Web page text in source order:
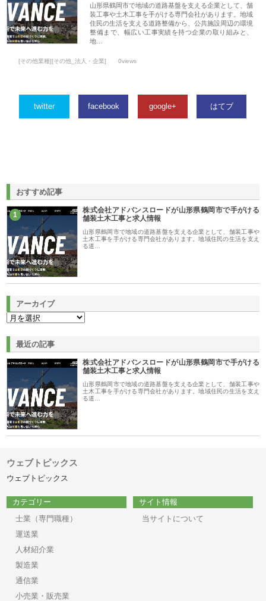
山形県鶴岡市で地域の道路基盤を支える企業として、舗
装工事や土木工事を手がける専門会社があります。地域
住民の生活を支える道路整備から、公共施設周辺の環境
整備まで、幅広い工事実績を持つ企業の取り組みと、
地…
[その他業種][その他_法人・企業] 0views
twitter facebook google+ はてブ
おすすめ記事
1
株式会社アドバンスロードが山形県鶴岡市で手がける
舗装土木工事と求人情報
山形県鶴岡市で地域の道路基盤を支える企業として、舗装工事や
土木工事を手がける専門会社があります。地域住民の生活を支え
る道…
アーカイブ
最近の記事
株式会社アドバンスロードが山形県鶴岡市で手がける
舗装土木工事と求人情報
山形県鶴岡市で地域の道路基盤を支える企業として、舗装工事や
土木工事を手がける専門会社があります。地域住民の生活を支え
る道…
ウェブトピックス
ウェブトピックス
カテゴリー
士業（専門職種）
運送業
人材紹介業
製造業
通信業
小売業・販売業
サイト情報
当サイトについて